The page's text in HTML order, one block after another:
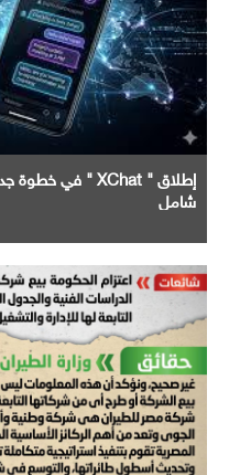
شامل